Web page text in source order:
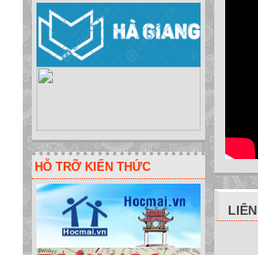
HỖ TRỠ KIẾN THỨC